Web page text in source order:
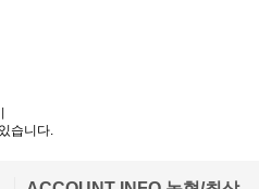
습니다.